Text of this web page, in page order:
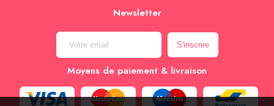
Newsletter
Moyens de paiement & livraison